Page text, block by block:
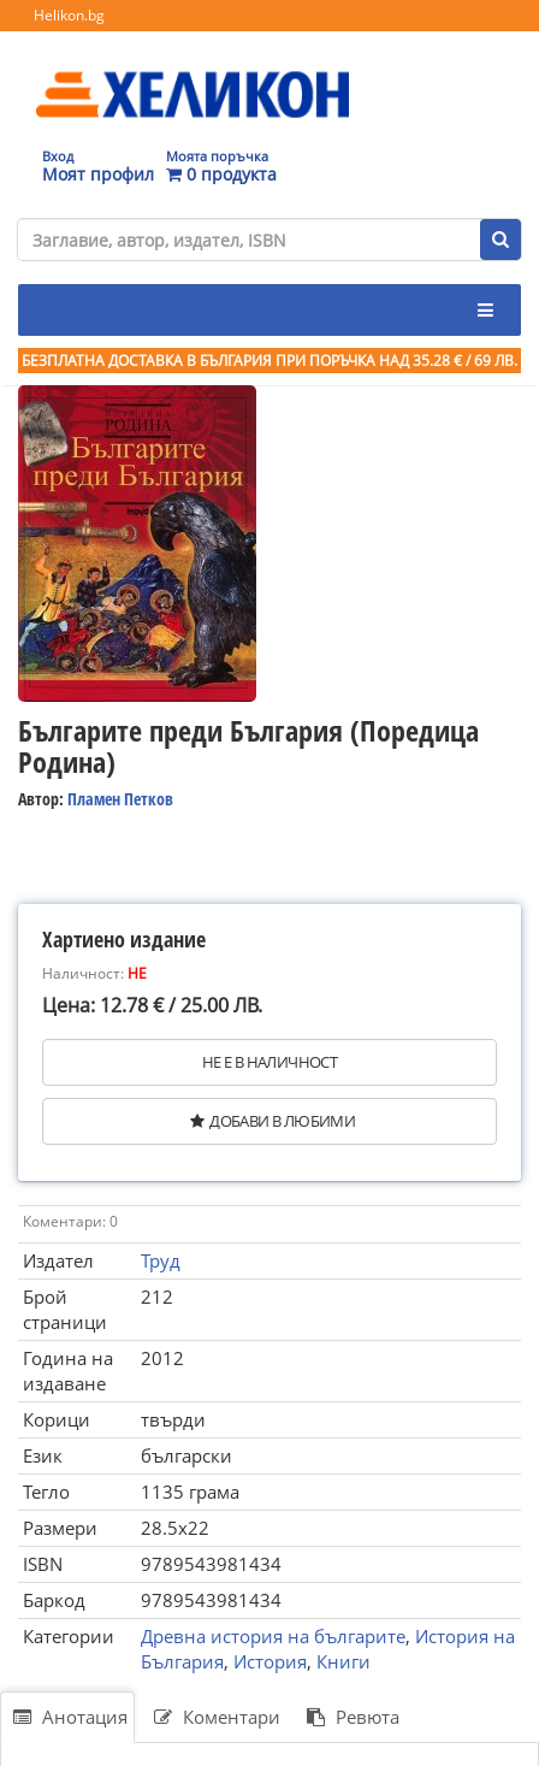
Helikon.bg
Вход
Моят профил
Моята поръчка
0 продукта
БЕЗПЛАТНА ДОСТАВКА В БЪЛГАРИЯ ПРИ ПОРЪЧКА НАД 35.28 € / 69 ЛВ.
Българите преди България (Поредица
Родина)
Автор: Пламен Петков
Хартиено издание
Наличност: НЕ
Цена: 12.78 € / 25.00 ЛВ.
НЕ Е В НАЛИЧНОСТ
ДОБАВИ В ЛЮБИМИ
Коментари: 0
Издател
Труд
Брой
страници
212
Година на
издаване
2012
Корици
твърди
Език
български
Тегло
1135 грама
Размери
28.5x22
ISBN
9789543981434
Баркод
9789543981434
Категории
Древна история на българите, История на
България, История, Книги
Анотация Коментари Ревюта